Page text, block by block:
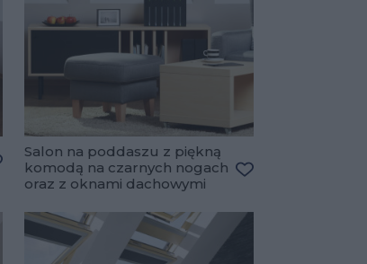
Dodaj do ulubionych
Salon na poddaszu z piękną
komodą na czarnych nogach
oraz z oknami dachowymi